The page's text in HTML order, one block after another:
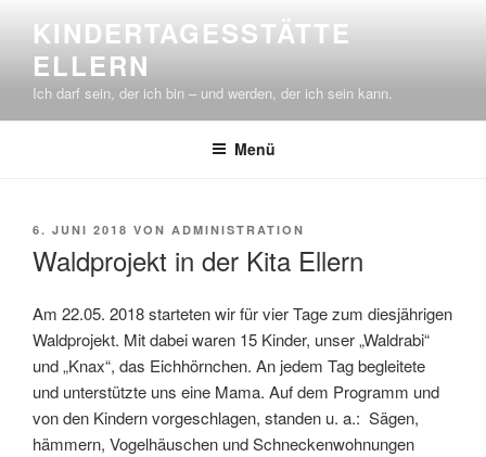
springen
KINDERTAGESSTÄTTE
ELLERN
Ich darf sein, der ich bin – und werden, der ich sein kann.
Menü
VERÖFFENTLICHT
6. JUNI 2018 VON ADMINISTRATION
Waldprojekt in der Kita Ellern
Am 22.05. 2018 starteten wir für vier Tage zum diesjährigen
Waldprojekt. Mit dabei waren 15 Kinder, unser „Waldrabi“
und „Knax“, das Eichhörnchen. An jedem Tag begleitete
und unterstützte uns eine Mama. Auf dem Programm und
von den Kindern vorgeschlagen, standen u. a.: Sägen,
hämmern, Vogelhäuschen und Schneckenwohnungen